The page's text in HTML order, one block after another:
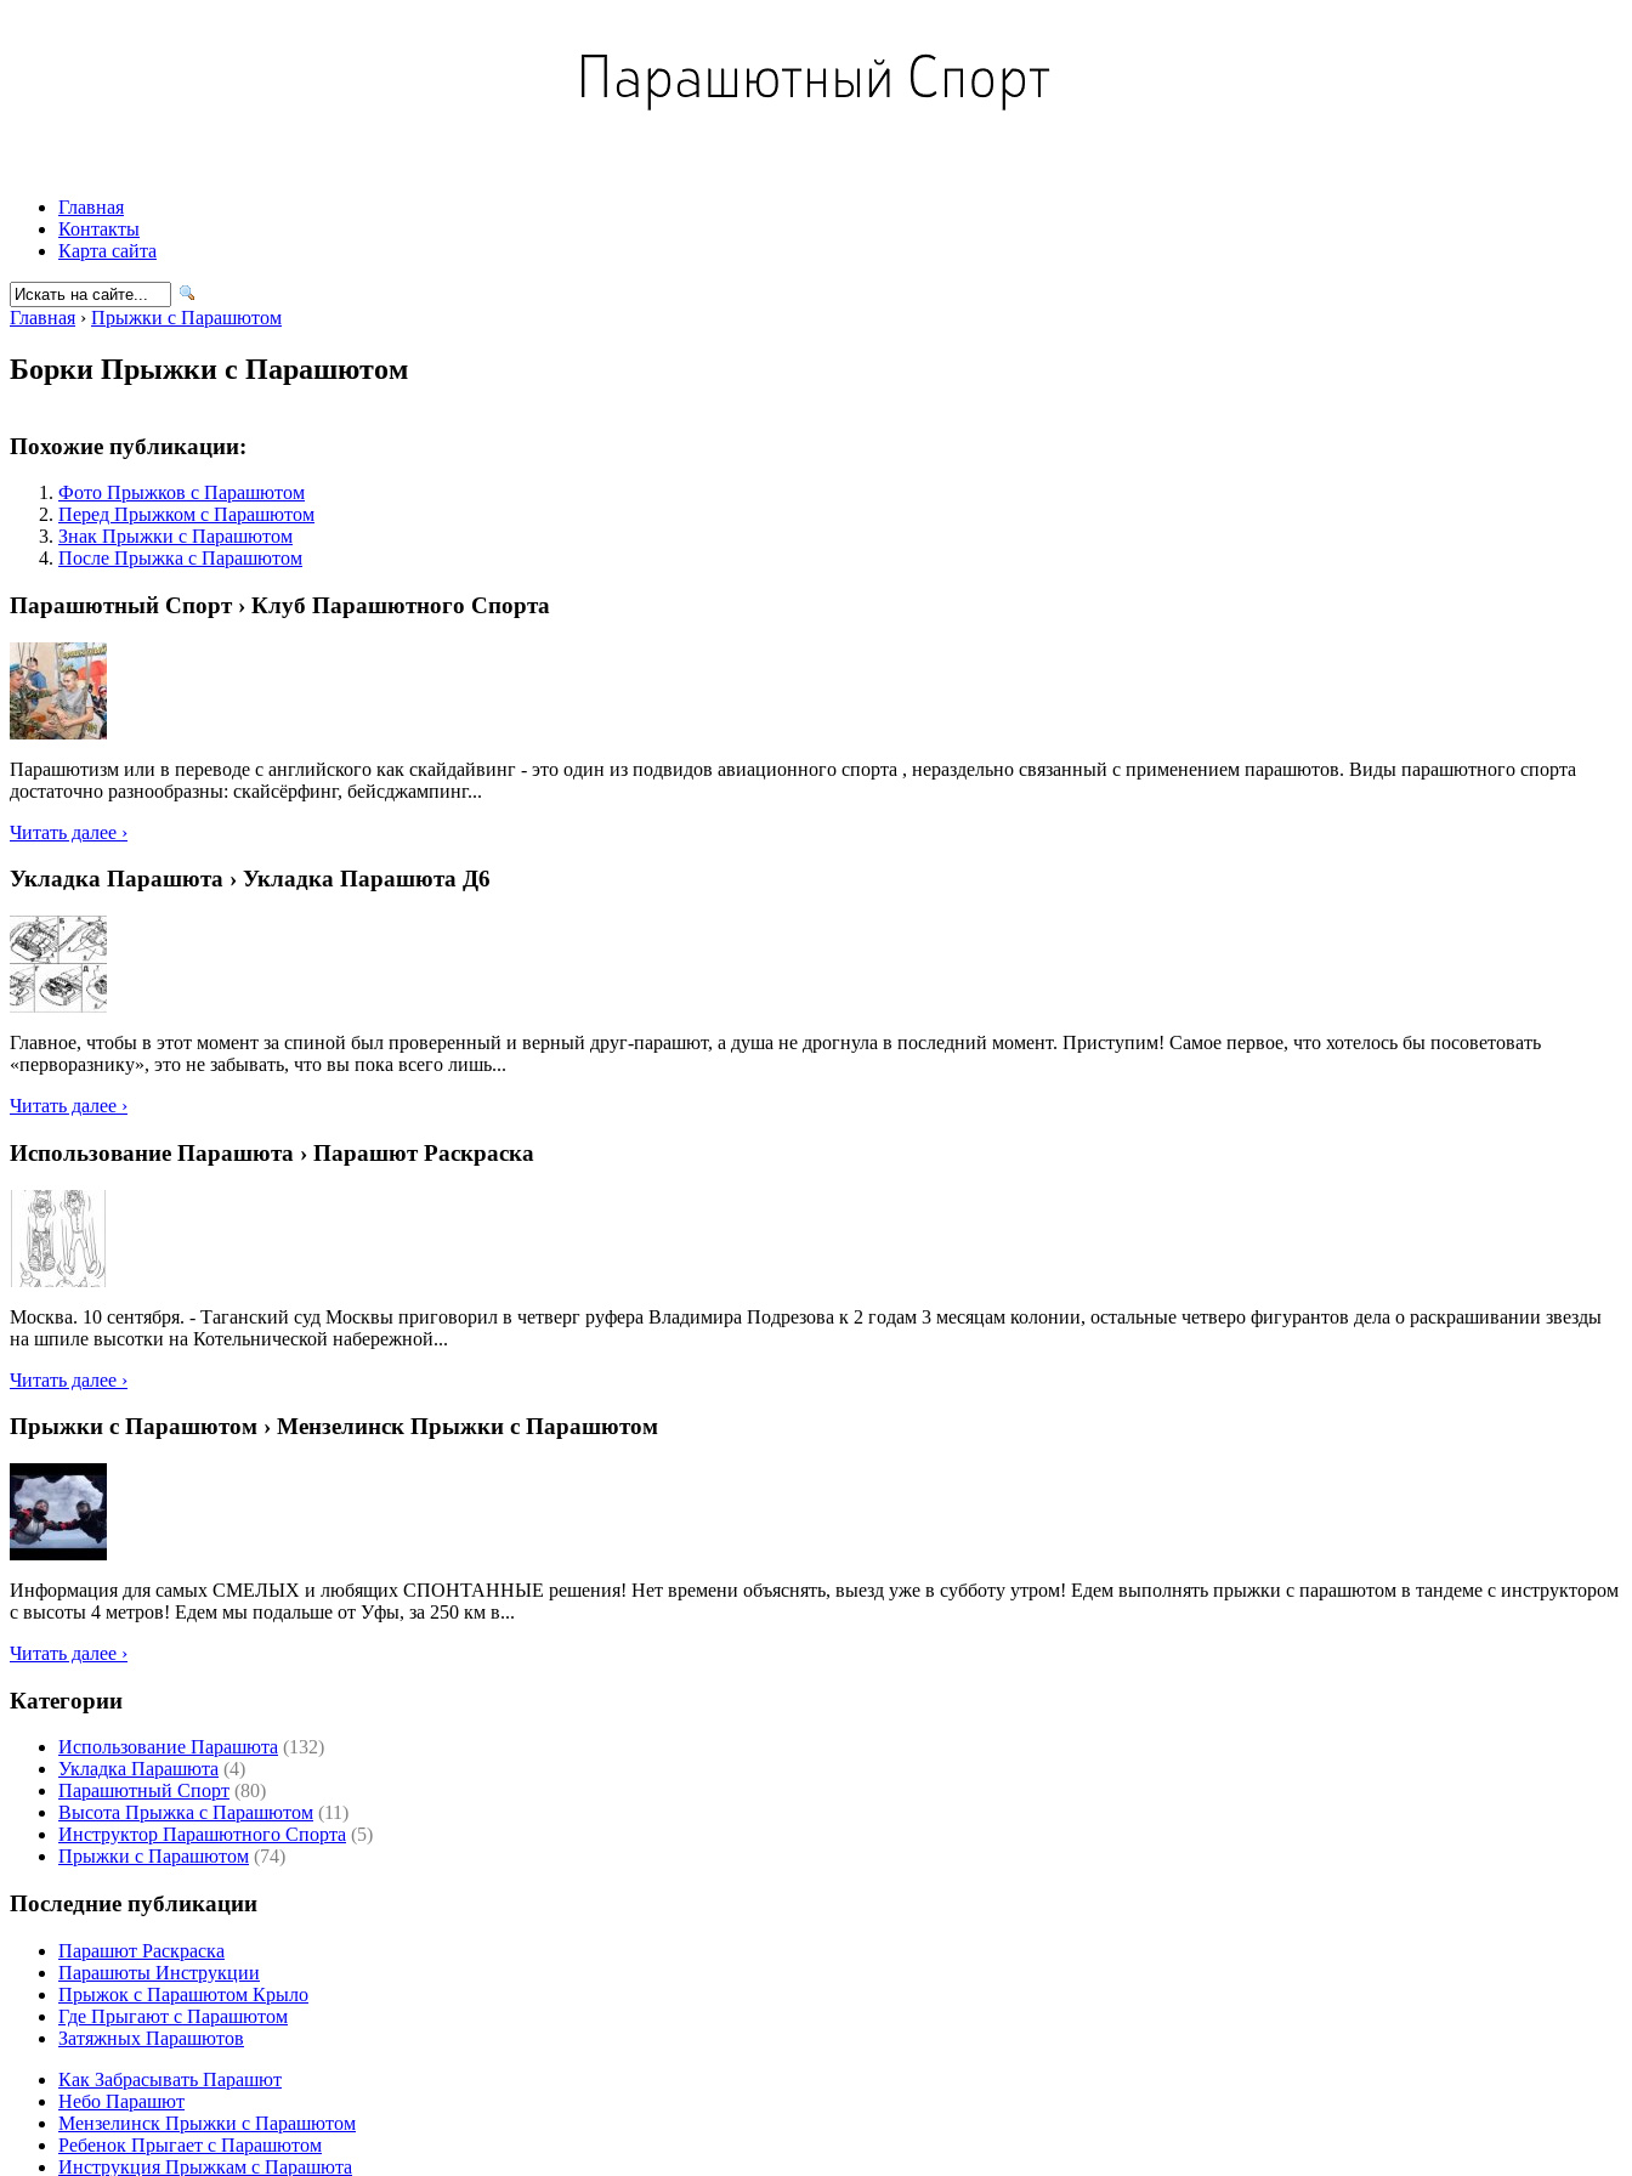
Главная
Контакты
Карта сайта
Главная › Прыжки с Парашютом
Борки Прыжки с Парашютом
Похожие публикации:
Фото Прыжков с Парашютом
Перед Прыжком с Парашютом
Знак Прыжки с Парашютом
После Прыжка с Парашютом
Парашютный Спорт › Клуб Парашютного Спорта
Парашютизм или в переводе с английского как скайдайвинг - это один из подвидов авиационного спорта , нераздельно связанный с применением парашютов. Виды парашютного спорта
достаточно разнообразны: скайсёрфинг, бейсджампинг...
Читать далее ›
Укладка Парашюта › Укладка Парашюта Д6
Главное, чтобы в этот момент за спиной был проверенный и верный друг-парашют, а душа не дрогнула в последний момент. Приступим! Самое первое, что хотелось бы посоветовать
«перворазнику», это не забывать, что вы пока всего лишь...
Читать далее ›
Использование Парашюта › Парашют Раскраска
Москва. 10 сентября. - Таганский суд Москвы приговорил в четверг руфера Владимира Подрезова к 2 годам 3 месяцам колонии, остальные четверо фигурантов дела о раскрашивании звезды
на шпиле высотки на Котельнической набережной...
Читать далее ›
Прыжки с Парашютом › Мензелинск Прыжки с Парашютом
Информация для самых СМЕЛЫХ и любящих СПОНТАННЫЕ решения! Нет времени объяснять, выезд уже в субботу утром! Едем выполнять прыжки с парашютом в тандеме с инструктором
с высоты 4 метров! Едем мы подальше от Уфы, за 250 км в...
Читать далее ›
Категории
Использование Парашюта (132)
Укладка Парашюта (4)
Парашютный Спорт (80)
Высота Прыжка с Парашютом (11)
Инструктор Парашютного Спорта (5)
Прыжки с Парашютом (74)
Последние публикации
Парашют Раскраска
Парашюты Инструкции
Прыжок с Парашютом Крыло
Где Прыгают с Парашютом
Затяжных Парашютов
Как Забрасывать Парашют
Небо Парашют
Мензелинск Прыжки с Парашютом
Ребенок Прыгает с Парашютом
Инструкция Прыжкам с Парашюта